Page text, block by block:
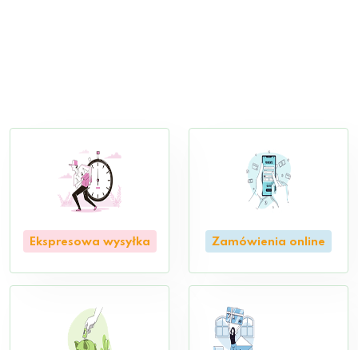
Ekspresowa wysyłka Zamówienia online